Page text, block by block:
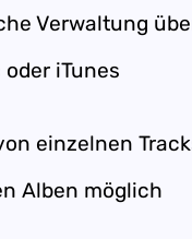
Verwaltung
oder iTunes
einzelnen
Alben möglich